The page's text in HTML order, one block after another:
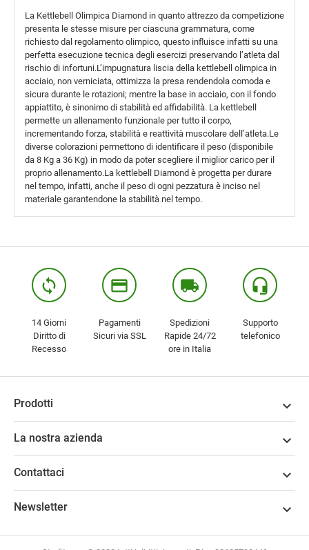
La Kettlebell Olimpica Diamond in quanto attrezzo da competizione
presenta le stesse misure per ciascuna grammatura, come
richiesto dal regolamento olimpico, questo influisce infatti su una
perfetta esecuzione tecnica degli esercizi preservando l’atleta dal
rischio di infortuni.L’impugnatura liscia della kettlebell olimpica in
acciaio, non verniciata, ottimizza la presa rendendola comoda e
sicura durante le rotazioni; mentre la base in acciaio, con il fondo
appiattito, è sinonimo di stabilità ed affidabilità. La kettlebell
permette un allenamento funzionale per tutto il corpo,
incrementando forza, stabilità e reattività muscolare dell’atleta.Le
diverse colorazioni permettono di identificare il peso (disponibile
da 8 Kg a 36 Kg) in modo da poter scegliere il miglior carico per il
proprio allenamento.La kettlebell Diamond è progetta per durare
nel tempo, infatti, anche il peso di ogni pezzatura è inciso nel
materiale garantendone la stabilità nel tempo.
loop
14 Giorni
Diritto di
Recesso
credit_card
Pagamenti
Sicuri via SSL
local_shipping
Spedizioni
Rapide 24/72
ore in Italia
headset_mic
Supporto
telefonico
Prodotti 
La nostra azienda 
Contattaci 
Newsletter 